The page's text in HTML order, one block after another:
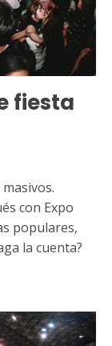
fiesta
con Expo
populares,
la cuenta?